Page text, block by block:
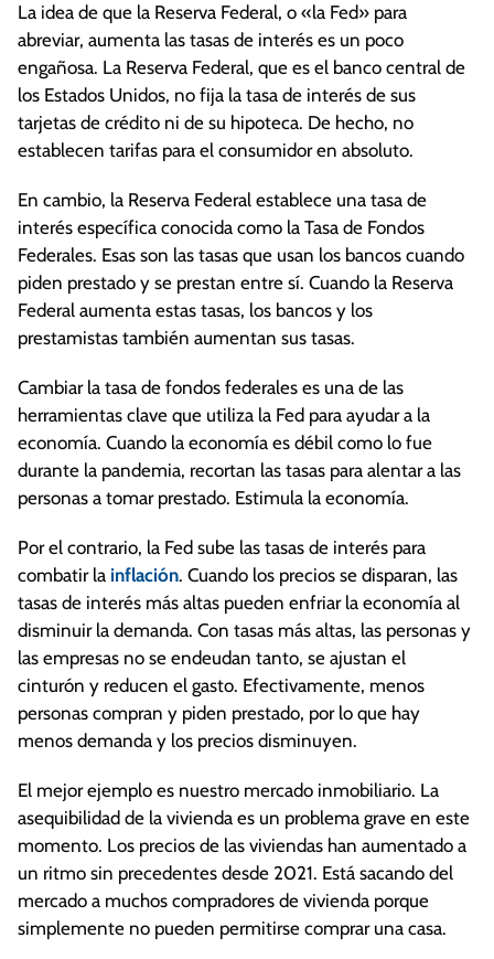
La idea de que la Reserva Federal, o «la Fed» para
abreviar, aumenta las tasas de interés es un poco
engañosa. La Reserva Federal, que es el banco central de
los Estados Unidos, no fija la tasa de interés de sus
tarjetas de crédito ni de su hipoteca. De hecho, no
establecen tarifas para el consumidor en absoluto.
En cambio, la Reserva Federal establece una tasa de
interés específica conocida como la Tasa de Fondos
Federales. Esas son las tasas que usan los bancos cuando
piden prestado y se prestan entre sí. Cuando la Reserva
Federal aumenta estas tasas, los bancos y los
prestamistas también aumentan sus tasas.
Cambiar la tasa de fondos federales es una de las
herramientas clave que utiliza la Fed para ayudar a la
economía. Cuando la economía es débil como lo fue
durante la pandemia, recortan las tasas para alentar a las
personas a tomar prestado. Estimula la economía.
Por el contrario, la Fed sube las tasas de interés para
combatir la inflación. Cuando los precios se disparan, las
tasas de interés más altas pueden enfriar la economía al
disminuir la demanda. Con tasas más altas, las personas y
las empresas no se endeudan tanto, se ajustan el
cinturón y reducen el gasto. Efectivamente, menos
personas compran y piden prestado, por lo que hay
menos demanda y los precios disminuyen.
El mejor ejemplo es nuestro mercado inmobiliario. La
asequibilidad de la vivienda es un problema grave en este
momento. Los precios de las viviendas han aumentado a
un ritmo sin precedentes desde 2021. Está sacando del
mercado a muchos compradores de vivienda porque
simplemente no pueden permitirse comprar una casa.